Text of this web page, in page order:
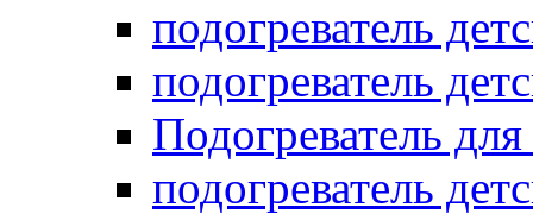
подогреватель
подогреватель
Подогреватель
подогреватель